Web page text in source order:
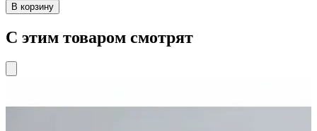
В корзину
С этим товаром смотрят